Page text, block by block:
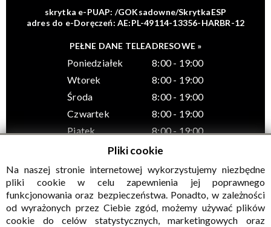
skrytka e-PUAP: /GOKsadowne/SkrytkaESP
adres do e-Doręczeń: AE:PL-49114-13356-HARBR-12
PEŁNE DANE TELEADRESOWE »
Poniedziałek
8:00 - 19:00
Wtorek
8:00 - 19:00
Środa
8:00 - 19:00
Czwartek
8:00 - 19:00
Piątek
8:00 - 19:00
© Wszelkie prawa zastrzeżone, Gminny Ośrodek Kultury w
Sadownem
Pliki cookie
Na naszej stronie internetowej wykorzystujemy niezbędne
pliki cookie w celu zapewnienia jej poprawnego
funkcjonowania oraz bezpieczeństwa. Ponadto, w zależności
od wyrażonych przez Ciebie zgód, możemy używać plików
cookie do celów statystycznych, marketingowych oraz